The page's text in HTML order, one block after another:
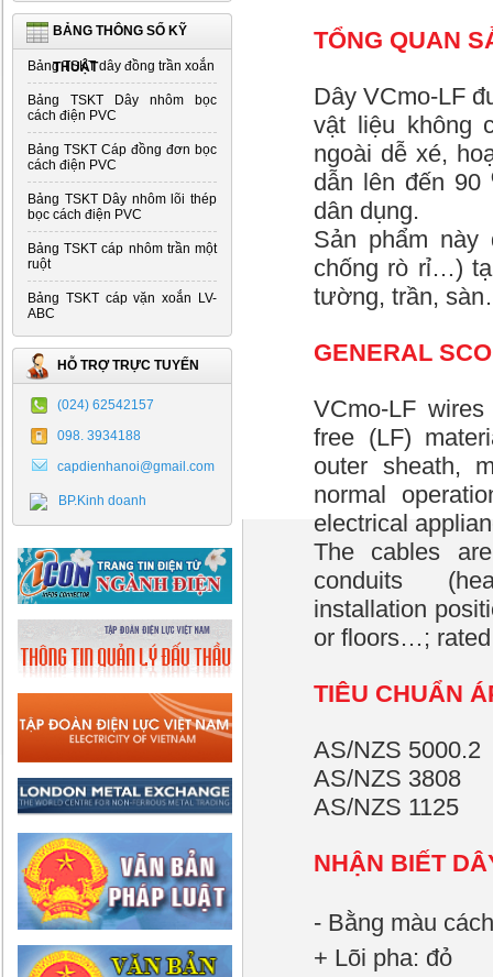
BẢNG THÔNG SỐ KỸ
THUẬT
Bảng TSKT dây đồng trần xoắn
Bảng TSKT Dây nhôm bọc
cách điện PVC
Bảng TSKT Cáp đồng đơn bọc
cách điện PVC
Bảng TSKT Dây nhôm lõi thép
bọc cách điện PVC
Bảng TSKT cáp nhôm trần một
ruột
Bảng TSKT cáp vặn xoắn LV-
ABC
HỖ TRỢ TRỰC TUYẾN
(024) 62542157
098. 3934188
capdienhanoi@gmail.com
BP.Kinh doanh
TỔNG QUAN
Dây VCmo-LF
vật liệu không
ngoài dễ xé,
dẫn lên đến 90
dân dụng.
Sản phẩm
chống rò rỉ…)
tường, trần,
GENERAL
VCmo-LF
free (LF)
outer sheath,
normal
electrical
The cables
conduits
installation
or floors…;
TIÊU CHUẨN
AS/NZS 5000.2
AS/NZS 3808
AS/NZS 1125
NHẬN BIẾT
- Bằng màu
+ Lõi pha: đỏ